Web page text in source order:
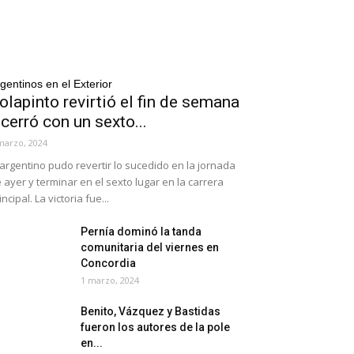
en el Exterior
revirtió el fin de semana
con un sexto...
2024
pudo revertir lo sucedido en la jornada
ayer y terminar en el sexto lugar en la carrera
La victoria fue...
Pernía dominó la tanda
comunitaria del viernes en
Concordia
1 marzo, 2024
Benito, Vázquez y Bastidas
fueron los autores de la pole
en...